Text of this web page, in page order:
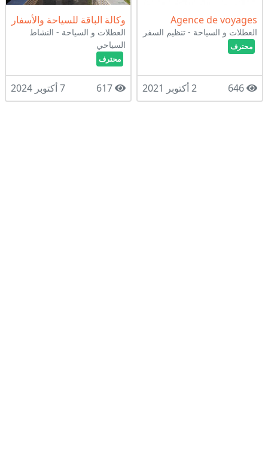
Agence de voyages
العطلات و السياحة - تنظيم السفر
محترف
646 2 أكتوبر 2021
وكالة الباقة للسياحة والأسفار
العطلات و السياحة - النشاط
السياحي
محترف
617 7 أكتوبر 2024